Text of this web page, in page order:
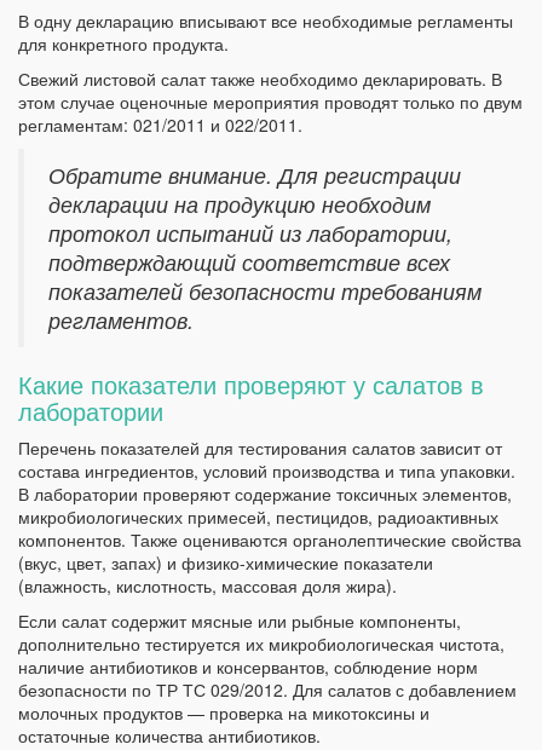
В одну декларацию вписывают все необходимые регламенты
для конкретного продукта.
Свежий листовой салат также необходимо декларировать. В
этом случае оценочные мероприятия проводят только по двум
регламентам: 021/2011 и 022/2011.
Обратите внимание. Для регистрации
декларации на продукцию необходим
протокол испытаний из лаборатории,
подтверждающий соответствие всех
показателей безопасности требованиям
регламентов.
Какие показатели проверяют у салатов в
лаборатории
Перечень показателей для тестирования салатов зависит от
состава ингредиентов, условий производства и типа упаковки.
В лаборатории проверяют содержание токсичных элементов,
микробиологических примесей, пестицидов, радиоактивных
компонентов. Также оцениваются органолептические свойства
(вкус, цвет, запах) и физико-химические показатели
(влажность, кислотность, массовая доля жира).
Если салат содержит мясные или рыбные компоненты,
дополнительно тестируется их микробиологическая чистота,
наличие антибиотиков и консервантов, соблюдение норм
безопасности по ТР ТС 029/2012. Для салатов с добавлением
молочных продуктов — проверка на микотоксины и
остаточные количества антибиотиков.